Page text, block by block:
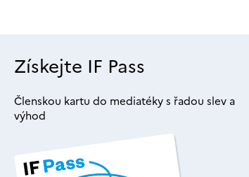
Získejte IF Pass
Členskou kartu do mediatéky s řadou slev a
výhod